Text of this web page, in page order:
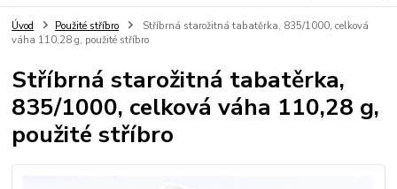
Úvod Použité stříbro
Stříbrná starožitná tabatěrka, 835/1000, celková
váha 110,28 g, použité stříbro
Stříbrná starožitná tabatěrka,
835/1000, celková váha 110,28 g,
použité stříbro